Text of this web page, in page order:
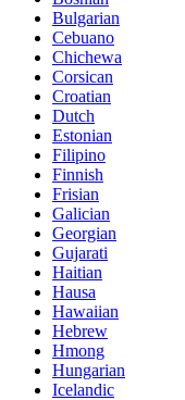
Bulgarian
Cebuano
Chichewa
Corsican
Croatian
Dutch
Estonian
Filipino
Finnish
Frisian
Galician
Georgian
Gujarati
Haitian
Hausa
Hawaiian
Hebrew
Hmong
Hungarian
Icelandic